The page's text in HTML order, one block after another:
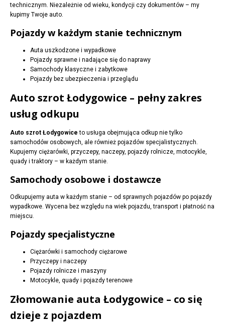
technicznym. Niezależnie od wieku, kondycji czy dokumentów – my
kupimy Twoje auto.
Pojazdy w każdym stanie technicznym
Auta uszkodzone i wypadkowe
Pojazdy sprawne i nadające się do naprawy
Samochody klasyczne i zabytkowe
Pojazdy bez ubezpieczenia i przeglądu
Auto szrot Łodygowice – pełny zakres
usług odkupu
Auto szrot Łodygowice to usługa obejmująca odkup nie tylko
samochodów osobowych, ale również pojazdów specjalistycznych.
Kupujemy ciężarówki, przyczepy, naczepy, pojazdy rolnicze, motocykle,
quady i traktory – w każdym stanie.
Samochody osobowe i dostawcze
Odkupujemy auta w każdym stanie – od sprawnych pojazdów po pojazdy
wypadkowe. Wycena bez względu na wiek pojazdu, transport i płatność na
miejscu.
Pojazdy specjalistyczne
Ciężarówki i samochody ciężarowe
Przyczepy i naczepy
Pojazdy rolnicze i maszyny
Motocykle, quady i pojazdy terenowe
Złomowanie auta Łodygowice – co się
dzieje z pojazdem